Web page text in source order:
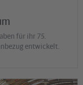
für ihr 75.
entwickelt.